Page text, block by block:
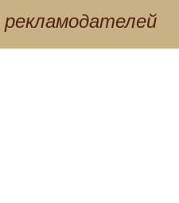
рекламодателей